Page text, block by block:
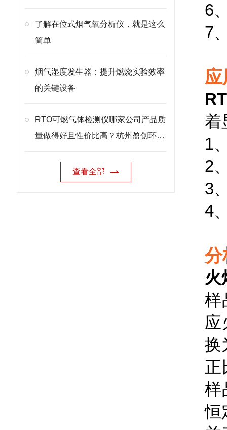
了解在位式烟气氧分析仪，就是这么
简单
烟气湿度发生器：提升燃烧实验效率
的关键设备
RTO可燃气体检测仪哪家公司产品质
量做得好且性价比高？杭州盈创环境
查看全部
6
7
着
1
2
3
4
分
火
样
应
换
正
样
恒